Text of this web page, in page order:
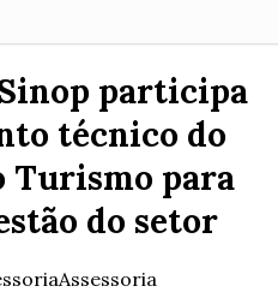
participa
técnico do
para
do setor